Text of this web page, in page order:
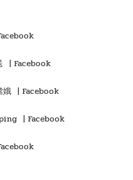
| Facebook
娥 | Facebook
| Facebook